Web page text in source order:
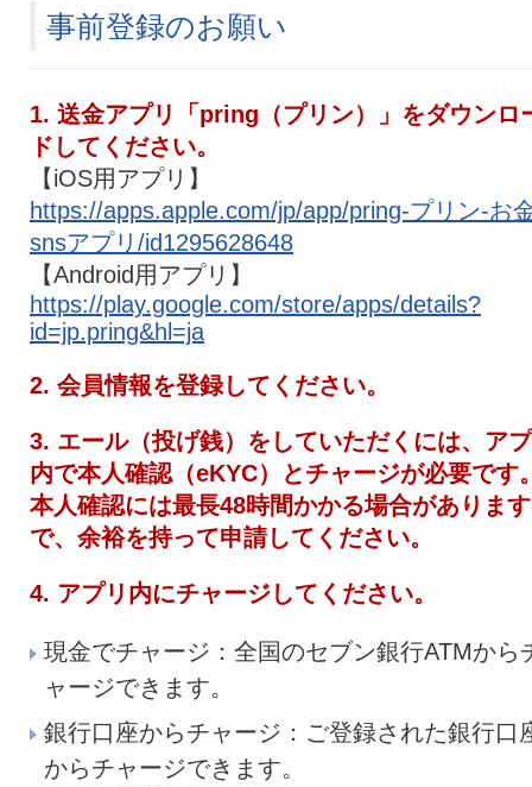
事前登録のお願い
1. 送金アプリ「pring（プリン）」をダウンロ
ドしてください。
【iOS用アプリ】
https://apps.apple.com/jp/app/pring-プリン-お
snsアプリ/id1295628648
【Android用アプリ】
https://play.google.com/store/apps/details?
id=jp.pring&hl=ja
2. 会員情報を登録してください。
3. エール（投げ銭）をしていただくには、ア
内で本人確認（eKYC）とチャージが必要です
本人確認には最長48時間かかる場合がありま
で、余裕を持って申請してください。
4. アプリ内にチャージしてください。
現金でチャージ：全国のセブン銀行ATMから
ャージできます。
銀行口座からチャージ：ご登録された銀行口
からチャージできます。